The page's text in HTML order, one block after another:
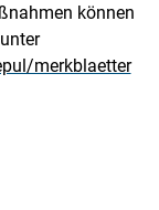
können
merkblaetter